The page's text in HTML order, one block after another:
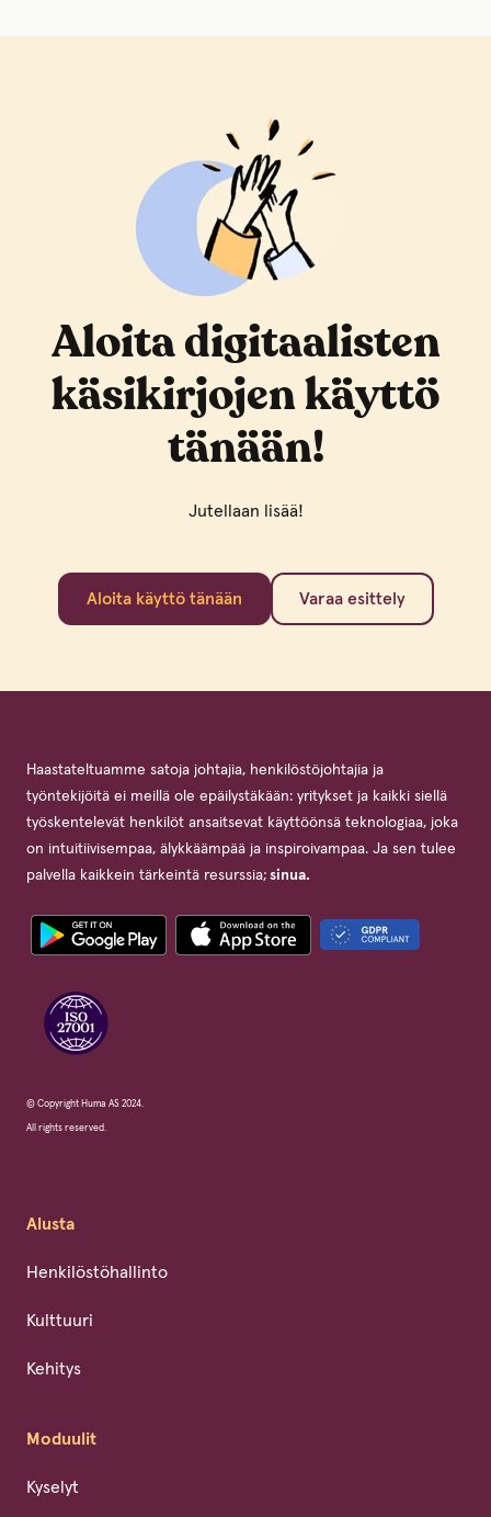
Aloita digitaalisten
käsikirjojen käyttö
tänään!
Jutellaan lisää!
Aloita käyttö tänään Varaa esittely
Haastateltuamme satoja johtajia, henkilöstöjohtajia ja
työntekijöitä ei meillä ole epäilystäkään: yritykset ja kaikki siellä
työskentelevät henkilöt ansaitsevat käyttöönsä teknologiaa, joka
on intuitiivisempaa, älykkäämpää ja inspiroivampaa. Ja sen tulee
palvella kaikkein tärkeintä resurssia; sinua.
© Copyright Huma AS 2024.
All rights reserved.
Alusta
Henkilöstöhallinto
Kulttuuri
Kehitys
Moduulit
Kyselyt